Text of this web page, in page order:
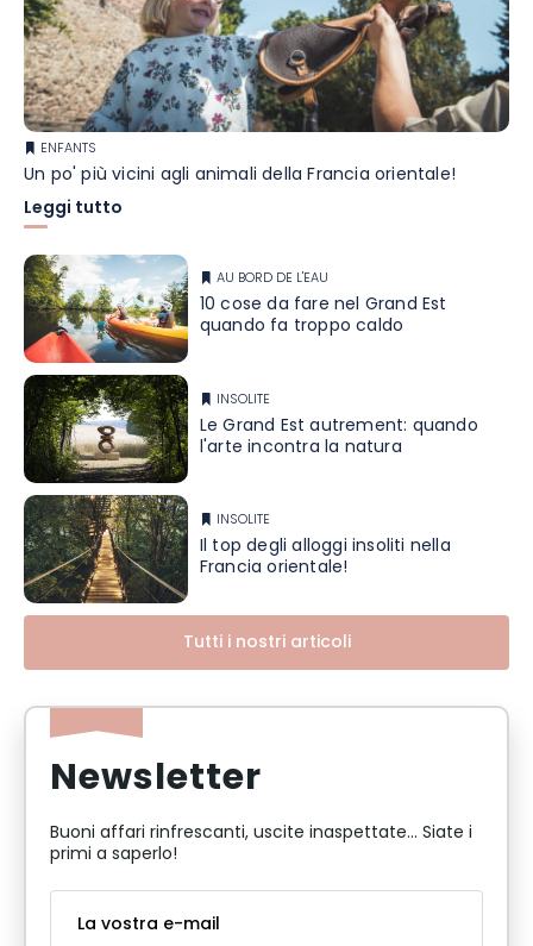
ENFANTS
Un po' più vicini agli animali della Francia orientale!
Leggi tutto
AU BORD DE L'EAU
10 cose da fare nel Grand Est
quando fa troppo caldo
INSOLITE
Le Grand Est autrement: quando
l'arte incontra la natura
INSOLITE
Il top degli alloggi insoliti nella
Francia orientale!
Tutti i nostri articoli
Newsletter
Buoni affari rinfrescanti, uscite inaspettate... Siate i
primi a saperlo!